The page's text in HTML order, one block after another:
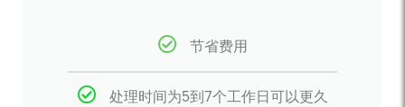
节省费用
处理时间为5到7个工作日可以更久